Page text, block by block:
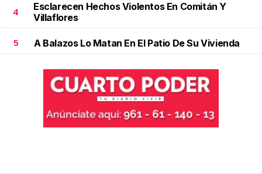
4
Esclarecen Hechos Violentos En Comitán Y
Villaflores
5 A Balazos Lo Matan En El Patio De Su Vivienda